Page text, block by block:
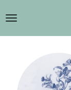
direct
naar
hoofdinhoud